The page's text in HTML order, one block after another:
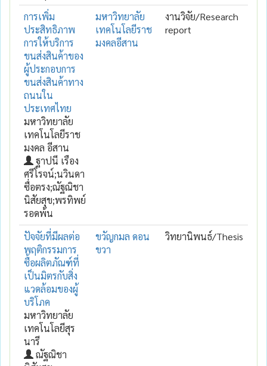
การเพิ่ม
ประสิทธิภาพ
การให้บริการ
ขนส่งสินค้าของ
ผู้ประกอบการ
ขนส่งสินค้าทาง
ถนนใน
ประเทศไทย
มหาวิทยาลัย
เทคโนโลยีราช
มงคล อีสาน
ฐาปนี เรือง
ศรีโรจน์;นวินดา
ซื่อตรง;ณัฐณิชา
นิสัยสุข;พรทิพย์
รอดพ้น
มหาวิทยาลัย
เทคโนโลยีราช
มงคลอีสาน
งานวิจัย/Research
report
ปัจจัยที่มีผลต่อ
พฤติกรรมการ
ซื้อผลิตภัณฑ์ที่
เป็นมิตรกับสิ่ง
แวดล้อมของผู้
บริโภค
มหาวิทยาลัย
เทคโนโลยีสุร
นารี
ณัฐณิชา
ขวัญกมล ดอน
ขวา
วิทยานิพนธ์/Thesis